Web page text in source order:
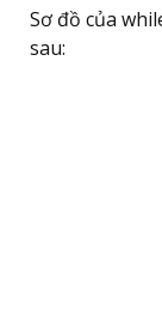
Sơ đồ của
sau: